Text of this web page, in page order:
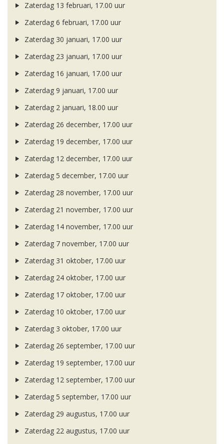
Zaterdag 13 februari, 17.00 uur
Zaterdag 6 februari, 17.00 uur
Zaterdag 30 januari, 17.00 uur
Zaterdag 23 januari, 17.00 uur
Zaterdag 16 januari, 17.00 uur
Zaterdag 9 januari, 17.00 uur
Zaterdag 2 januari, 18.00 uur
Zaterdag 26 december, 17.00 uur
Zaterdag 19 december, 17.00 uur
Zaterdag 12 december, 17.00 uur
Zaterdag 5 december, 17.00 uur
Zaterdag 28 november, 17.00 uur
Zaterdag 21 november, 17.00 uur
Zaterdag 14 november, 17.00 uur
Zaterdag 7 november, 17.00 uur
Zaterdag 31 oktober, 17.00 uur
Zaterdag 24 oktober, 17.00 uur
Zaterdag 17 oktober, 17.00 uur
Zaterdag 10 oktober, 17.00 uur
Zaterdag 3 oktober, 17.00 uur
Zaterdag 26 september, 17.00 uur
Zaterdag 19 september, 17.00 uur
Zaterdag 12 september, 17.00 uur
Zaterdag 5 september, 17.00 uur
Zaterdag 29 augustus, 17.00 uur
Zaterdag 22 augustus, 17.00 uur